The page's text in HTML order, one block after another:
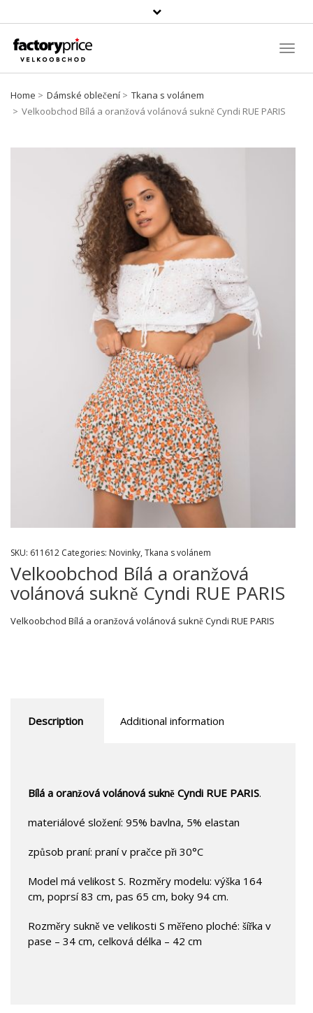
Vyhledávání
Home Dámské oblečení
Tkana s volánem
Velkoobchod Bílá a oranžová volánová sukně Cyndi RUE PARIS
SKU: 611612 Categories: Novinky, Tkana s volánem
Velkoobchod Bílá a oranžová
volánová sukně Cyndi RUE PARIS
Velkoobchod Bílá a oranžová volánová sukně Cyndi RUE PARIS
Description Additional information
Bílá a oranžová volánová sukně Cyndi RUE PARIS.
materiálové složení: 95% bavlna, 5% elastan
způsob praní: praní v pračce při 30°C
Model má velikost S. Rozměry modelu: výška 164
cm, poprsí 83 cm, pas 65 cm, boky 94 cm.
Rozměry sukně ve velikosti S měřeno ploché: šířka v
pase – 34 cm, celková délka – 42 cm